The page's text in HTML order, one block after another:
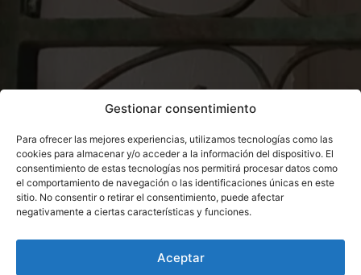
Gestionar consentimiento
Para ofrecer las mejores experiencias, utilizamos tecnologías como las
cookies para almacenar y/o acceder a la información del dispositivo. El
consentimiento de estas tecnologías nos permitirá procesar datos como
el comportamiento de navegación o las identificaciones únicas en este
sitio. No consentir o retirar el consentimiento, puede afectar
negativamente a ciertas características y funciones.
Aceptar